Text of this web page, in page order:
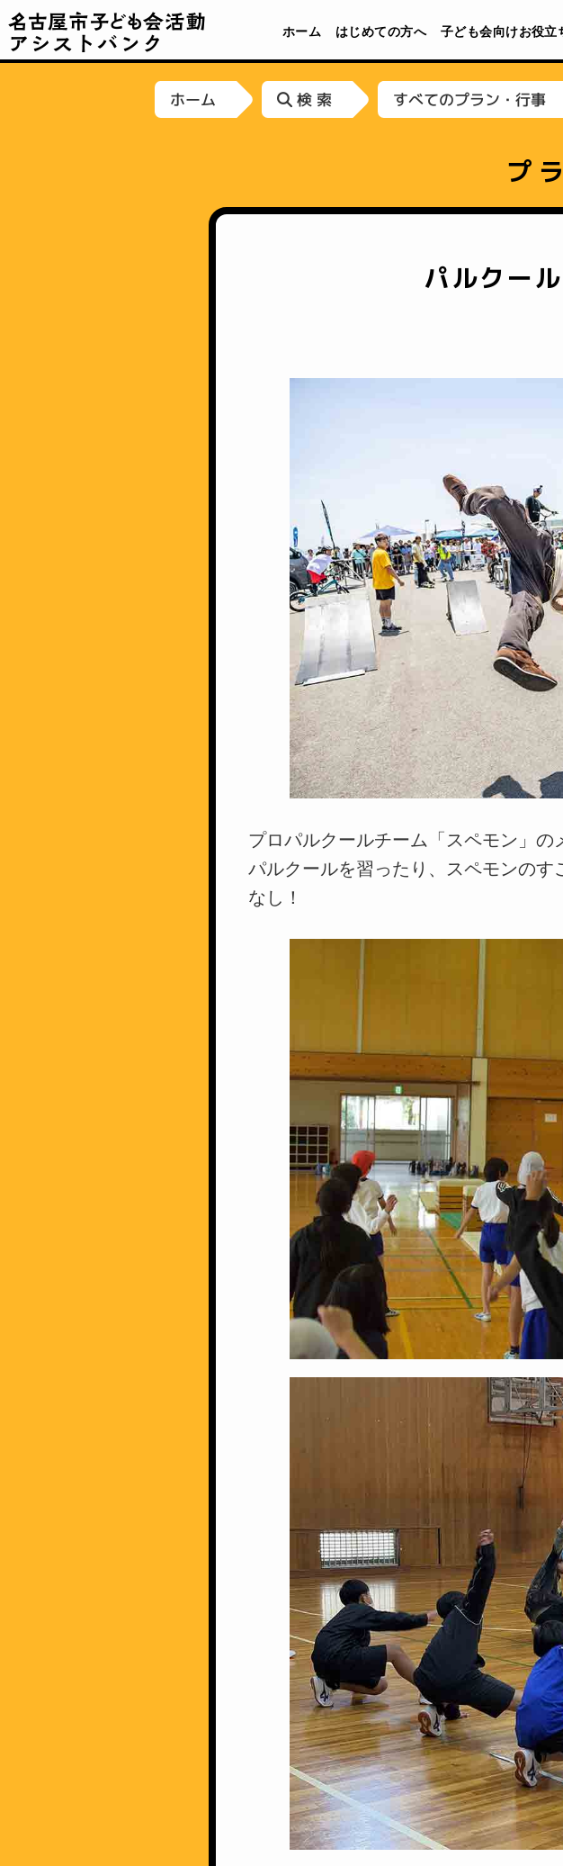
ホーム はじめての方へ 子ども会向けお役立
ホーム 検 索 すべてのプラン・行事
プ
パルクー
プロパルクールチーム「スペモン」の
パルクールを習ったり、スペモンの
なし！